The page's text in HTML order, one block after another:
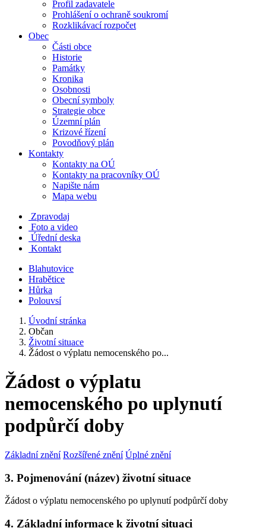
Profil zadavatele
Prohlášení o ochraně soukromí
Rozklikávací rozpočet
Obec
Části obce
Historie
Památky
Kronika
Osobnosti
Obecní symboly
Strategie obce
Územní plán
Krizové řízení
Povodňový plán
Kontakty
Kontakty na OÚ
Kontakty na pracovníky OÚ
Napište nám
Mapa webu
Zpravodaj
Foto a video
Úřední deska
Kontakt
Blahutovice
Hrabětice
Hůrka
Polouvsí
Úvodní stránka
Občan
Životní situace
Žádost o výplatu nemocenského po...
Žádost o výplatu
nemocenského po uplynutí
podpůrčí doby
Základní znění Rozšířené znění Úplné znění
3. Pojmenování (název) životní situace
Žádost o výplatu nemocenského po uplynutí podpůrčí doby
4. Základní informace k životní situaci